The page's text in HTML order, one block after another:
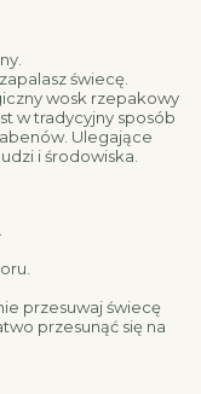
świecę.
wosk rzepakowy
w tradycyjny sposób
Ulegające
i środowiska.
przesuwaj świecę
przesunąć się na